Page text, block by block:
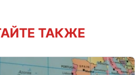
ТАКЖЕ